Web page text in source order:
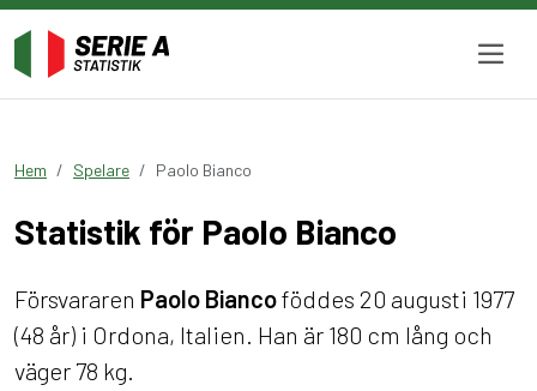
Hem Spelare Paolo Bianco
Statistik för Paolo Bianco
Försvararen Paolo Biancoföddes 20 augusti 1977
(48 år) i Ordona, Italien. Han är 180 cm lång och
väger 78 kg.